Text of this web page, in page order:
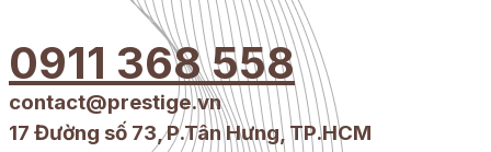
0911 368 558
contact@prestige.vn
17 Đường số 73, P.Tân Hưng, TP.HCM